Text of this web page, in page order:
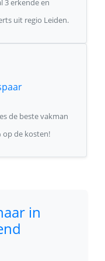
3 erkende en
uit regio Leiden.
de beste vakman
op de kosten!
in